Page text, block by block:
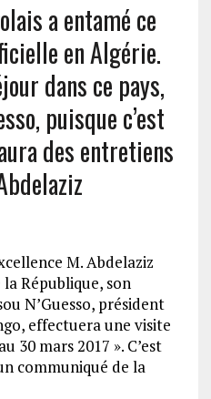
a entamé ce
en Algérie.
dans ce pays,
puisque c’est
des entretiens
M. Abdelaziz
République, son
N’Guesso, président
effectuera une visite
30 mars 2017 ». C’est
communiqué de la